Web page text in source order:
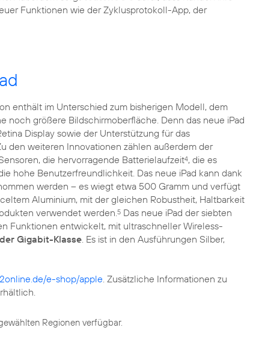
Funktionen wie der Zyklusprotokoll-App, der
enthält im Unterschied zum bisherigen Modell, dem
noch größere Bildschirmoberfläche. Denn das neue iPad
Display sowie der Unterstützung für das
den weiteren Innovationen zählen außerdem der
die hervorragende Batterielaufzeit4, die es
hohe Benutzerfreundlichkeit. Das neue iPad kann dank
werden – es wiegt etwa 500 Gramm und verfügt
Aluminium, mit der gleichen Robustheit, Haltbarkeit
verwendet werden.5 Das neue iPad der siebten
Funktionen entwickelt, mit ultraschneller Wireless-
Gigabit-Klasse. Es ist in den Ausführungen Silber,
e-shop/apple. Zusätzliche Informationen zu
Regionen verfügbar.